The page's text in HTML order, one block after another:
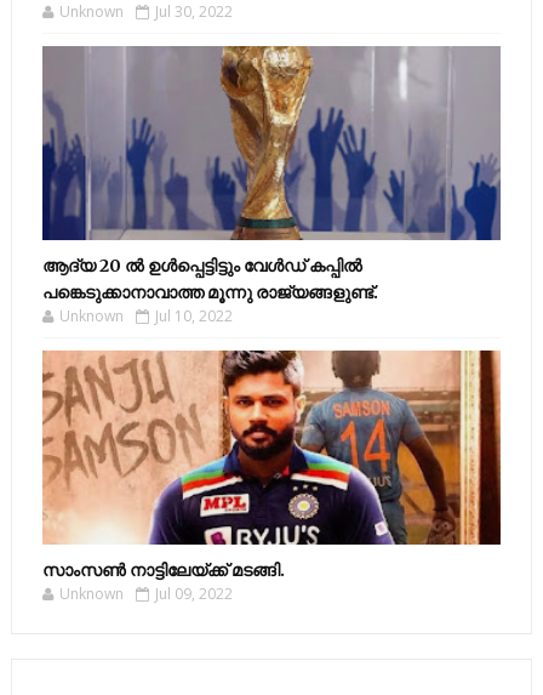
Unknown Jul 30, 2022
ആദ്യ 20 ല്‍ ഉള്‍പ്പെട്ടിട്ടും വേള്‍ഡ് കപ്പില്‍
പങ്കെടുക്കാനാവാത്ത മൂന്നു രാജ്യങ്ങളുണ്ട്.
Unknown Jul 10, 2022
സാംസണ്‍ നാട്ടിലേയ്‌ക്ക് മടങ്ങി.
Unknown Jul 09, 2022